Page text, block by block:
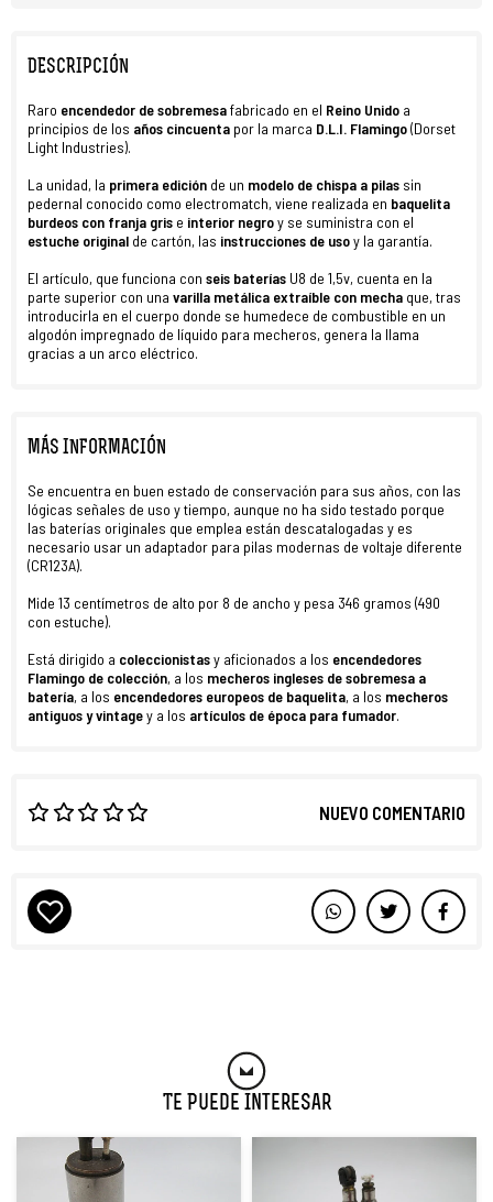
DESCRIPCIÓN
Raro encendedor de sobremesafabricado en el Reino Unido a
principios de los años cincuenta por la marca D.L.I. Flamingo(Dorset
Light Industries).
La unidad, la primera edición de un modelo de chispa a pilas sin
pedernal conocido como electromatch, viene realizada en baquelita
burdeos con franja gris e interior negroy se suministra con el
estuche original de cartón, las instrucciones de usoy la garantía.
El artículo, que funciona con seis baterías U8 de 1,5v, cuenta en la
parte superior con una varilla metálica extraíble con mecha que, tras
introducirla en el cuerpo donde se humedece de combustible en un
algodón impregnado de líquido para mecheros, genera la llama
gracias a un arco eléctrico.
MÁS INFORMACIÓN
Se encuentra en buen estado de conservación para sus años, con las
lógicas señales de uso y tiempo, aunque no ha sido testado porque
las baterías originales que emplea están descatalogadas y es
necesario usar un adaptador para pilas modernas de voltaje diferente
(CR123A).
Mide 13 centímetros de alto por 8 de ancho y pesa 346 gramos (490
con estuche).
Está dirigido a coleccionistasy aficionados a los encendedores
Flamingo de colección, a los mecheros ingleses de sobremesa a
batería, a los encendedores europeos de baquelita, a los mecheros
antiguos y vintagey a los artículos de época para fumador.
NUEVO COMENTARIO
Te Puede Interesar